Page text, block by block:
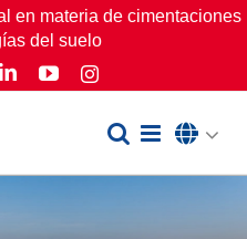
en materia de cimentaciones
del suelo
LinkedInYouTubeInstagram